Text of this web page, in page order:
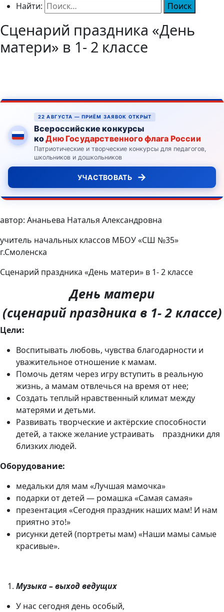
Найти:
Сценарий праздника «День
матери» в 1- 2 классе
22 АВГУСТА — ПРИЁМ ЗАЯВОК ОТКРЫТ
Всероссийские конкурсы
коДню Государственного флага России
Патриотические и творческие конкурсы для педагогов,
школьников и дошкольников
УЧАСТВОВАТЬ →
автор: Ананьева Наталья Александровна
учитель начальных классов МБОУ «СШ №35»
г.Смоленска
Сценарий праздника «День матери» в 1- 2 классе
День матери
(сценарий праздника в 1- 2 классе)
Цели:
Воспитывать любовь, чувства благодарности и
уважительное отношение к мамам.
Помочь детям через игру вступить в реальную
жизнь, а мамам отвлечься на время от нее;
Создать теплый нравственный климат между
матерями и детьми.
Развивать творческие и актёрские способности
детей, а также желание устраивать праздники для
близких людей.
Оборудование:
медальки для мам «Лучшая мамочка»
подарки от детей — ромашка «Самая самая»
презентация «Сегодня праздник наших мам! И нам
приятно это!»
рисунки детей (портреты мам) «Наши мамы самые
красивые».
Музыка– выход ведущих
У нас сегодня день особый,